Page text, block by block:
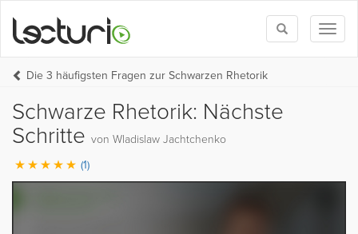
Toggle
search
Die 3 häufigsten Fragen zur Schwarzen Rhetorik
Schwarze Rhetorik: Nächste
Schritte von Wladislaw Jachtchenko
(1)